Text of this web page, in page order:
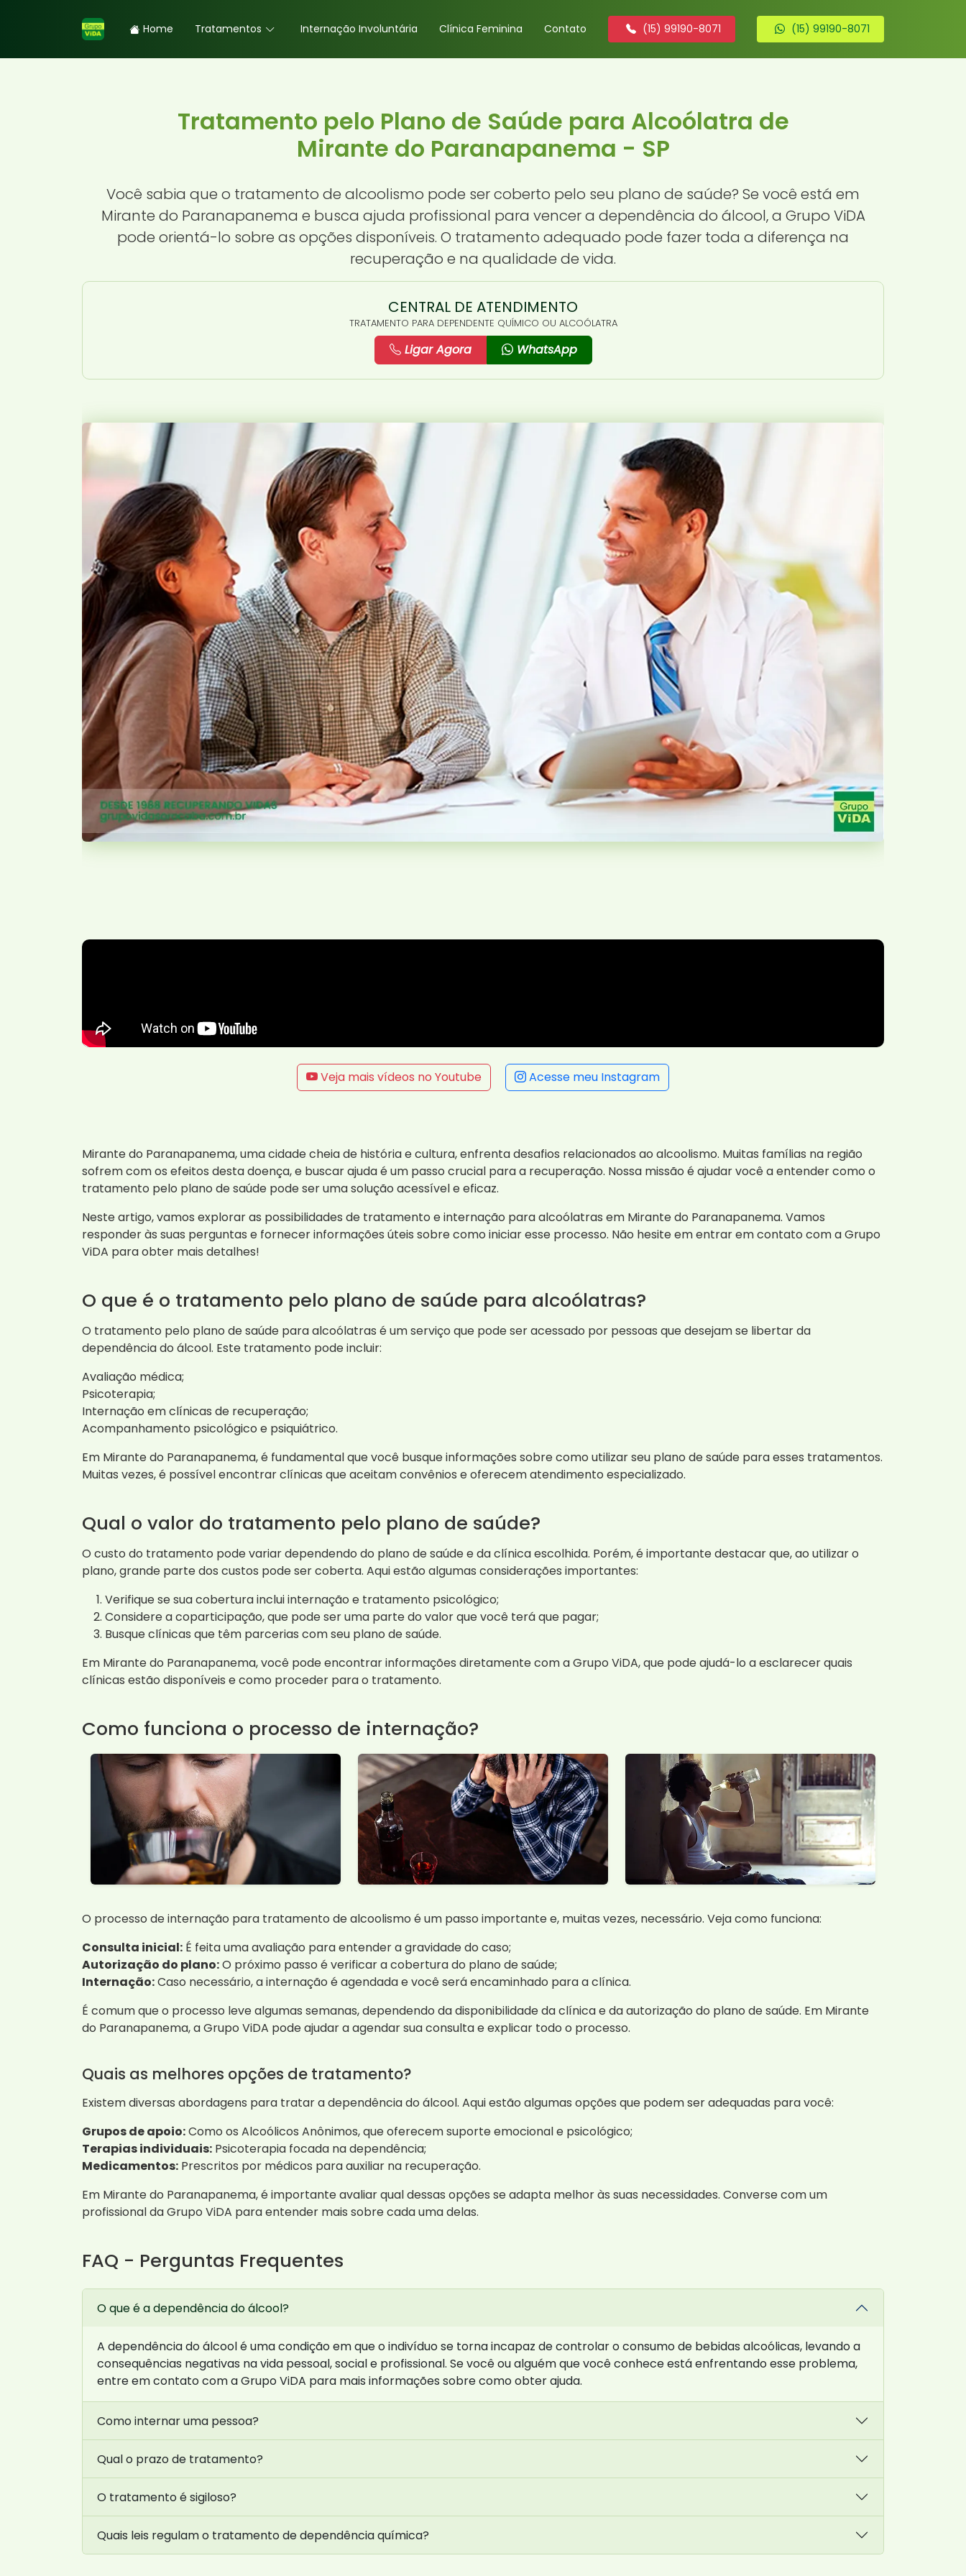
Home Tratamentos Internação Involuntária Clínica Feminina Contato (15) 99190-8071 (15) 99190-8071
Tratamento pelo Plano de Saúde para Alcoólatra de
Mirante do Paranapanema - SP
Você sabia que o tratamento de alcoolismo pode ser coberto pelo seu plano de saúde? Se você está em
Mirante do Paranapanema e busca ajuda profissional para vencer a dependência do álcool, a Grupo ViDA
pode orientá-lo sobre as opções disponíveis. O tratamento adequado pode fazer toda a diferença na
recuperação e na qualidade de vida.
CENTRAL DE ATENDIMENTO
TRATAMENTO PARA DEPENDENTE QUÍMICO OU ALCOÓLATRA
Ligar Agora WhatsApp
Veja mais vídeos no Youtube Acesse meu Instagram
Mirante do Paranapanema, uma cidade cheia de história e cultura, enfrenta desafios relacionados ao alcoolismo. Muitas famílias na região
sofrem com os efeitos desta doença, e buscar ajuda é um passo crucial para a recuperação. Nossa missão é ajudar você a entender como o
tratamento pelo plano de saúde pode ser uma solução acessível e eficaz.
Neste artigo, vamos explorar as possibilidades de tratamento e internação para alcoólatras em Mirante do Paranapanema. Vamos
responder às suas perguntas e fornecer informações úteis sobre como iniciar esse processo. Não hesite em entrar em contato com a Grupo
ViDA para obter mais detalhes!
O que é o tratamento pelo plano de saúde para alcoólatras?
O tratamento pelo plano de saúde para alcoólatras é um serviço que pode ser acessado por pessoas que desejam se libertar da
dependência do álcool. Este tratamento pode incluir:
Avaliação médica;
Psicoterapia;
Internação em clínicas de recuperação;
Acompanhamento psicológico e psiquiátrico.
Em Mirante do Paranapanema, é fundamental que você busque informações sobre como utilizar seu plano de saúde para esses tratamentos.
Muitas vezes, é possível encontrar clínicas que aceitam convênios e oferecem atendimento especializado.
Qual o valor do tratamento pelo plano de saúde?
O custo do tratamento pode variar dependendo do plano de saúde e da clínica escolhida. Porém, é importante destacar que, ao utilizar o
plano, grande parte dos custos pode ser coberta. Aqui estão algumas considerações importantes:
Verifique se sua cobertura inclui internação e tratamento psicológico;
Considere a coparticipação, que pode ser uma parte do valor que você terá que pagar;
Busque clínicas que têm parcerias com seu plano de saúde.
Em Mirante do Paranapanema, você pode encontrar informações diretamente com a Grupo ViDA, que pode ajudá-lo a esclarecer quais
clínicas estão disponíveis e como proceder para o tratamento.
Como funciona o processo de internação?
O processo de internação para tratamento de alcoolismo é um passo importante e, muitas vezes, necessário. Veja como funciona:
Consulta inicial: É feita uma avaliação para entender a gravidade do caso;
Autorização do plano:O próximo passo é verificar a cobertura do plano de saúde;
Internação:Caso necessário, a internação é agendada e você será encaminhado para a clínica.
É comum que o processo leve algumas semanas, dependendo da disponibilidade da clínica e da autorização do plano de saúde. Em Mirante
do Paranapanema, a Grupo ViDA pode ajudar a agendar sua consulta e explicar todo o processo.
Quais as melhores opções de tratamento?
Existem diversas abordagens para tratar a dependência do álcool. Aqui estão algumas opções que podem ser adequadas para você:
Grupos de apoio:Como os Alcoólicos Anônimos, que oferecem suporte emocional e psicológico;
Terapias individuais: Psicoterapia focada na dependência;
Medicamentos: Prescritos por médicos para auxiliar na recuperação.
Em Mirante do Paranapanema, é importante avaliar qual dessas opções se adapta melhor às suas necessidades. Converse com um
profissional da Grupo ViDA para entender mais sobre cada uma delas.
FAQ - Perguntas Frequentes
O que é a dependência do álcool?
A dependência do álcool é uma condição em que o indivíduo se torna incapaz de controlar o consumo de bebidas alcoólicas, levando a
consequências negativas na vida pessoal, social e profissional. Se você ou alguém que você conhece está enfrentando esse problema,
entre em contato com a Grupo ViDA para mais informações sobre como obter ajuda.
Como internar uma pessoa?
Qual o prazo de tratamento?
O tratamento é sigiloso?
Quais leis regulam o tratamento de dependência química?